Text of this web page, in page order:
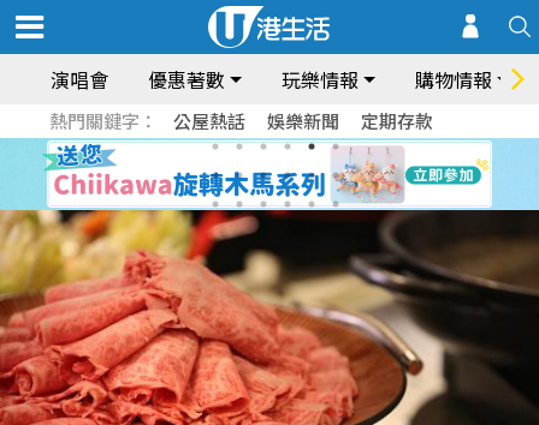
演唱會 優惠著數 玩樂情報 購物情報
熱門關鍵字： 公屋熱話 娛樂新聞 定期存款